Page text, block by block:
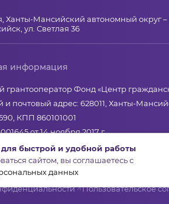
Ханты-Мансийский автономный округ
ул. Светлая 36
информация
грантооператор Фонд «Центр
почтовый адрес: 628011, Ханты-
КПП 860101001
от 14 ноября 2017 г.
Пользовательское
быстрой и удобной работы
сайтом, вы соглашаетесь с
данных